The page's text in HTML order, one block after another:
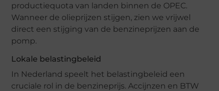
productiequota van landen binnen de OPEC.
Wanneer de olieprijzen stijgen, zien we vrijwel
direct een stijging van de benzineprijzen aan de
pomp.
Lokale belastingbeleid
In Nederland speelt het belastingbeleid een
cruciale rol in de benzineprijs. Accijnzen en BTW